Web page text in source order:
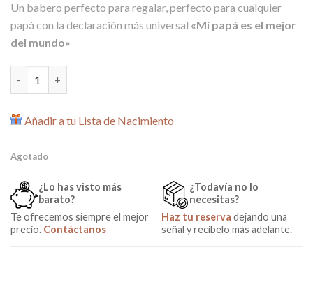
Un babero perfecto para regalar, perfecto para cualquier
papá con la declaración más universal «Mi papá es el mejor
del mundo»
Añadir a tu Lista de Nacimiento
Agotado
¿Lo has visto más
barato?
Te ofrecemos siempre el mejor
precio. Contáctanos
¿Todavía no lo
necesitas?
Haz tu reserva dejando una
señal y recíbelo más adelante.